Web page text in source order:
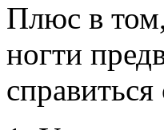
Плюс в том,
ногти